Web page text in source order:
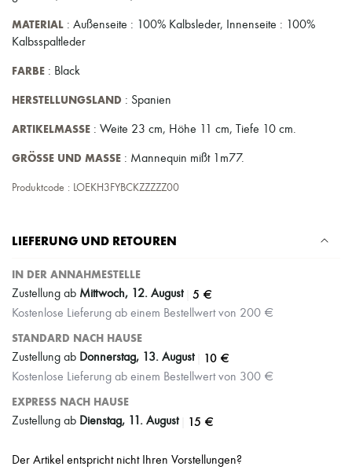
MATERIAL : Außenseite : 100% Kalbsleder, Innenseite : 100%
Kalbsspaltleder
FARBE : Black
HERSTELLUNGSLAND : Spanien
ARTIKELMASSE : Weite 23 cm, Höhe 11 cm, Tiefe 10 cm.
GRÖSSE UND MASSE : Mannequin mißt 1m77.
Produktcode : LOEKH3FYBCKZZZZZ00
LIEFERUNG UND RETOUREN
IN DER ANNAHMESTELLE
Zustellung ab Mittwoch, 12. August 5 €
Kostenlose Lieferung ab einem Bestellwert von 200 €
STANDARD NACH HAUSE
Zustellung ab Donnerstag, 13. August 10 €
Kostenlose Lieferung ab einem Bestellwert von 300 €
EXPRESS NACH HAUSE
Zustellung ab Dienstag, 11. August 15 €
Der Artikel entspricht nicht Ihren Vorstellungen?